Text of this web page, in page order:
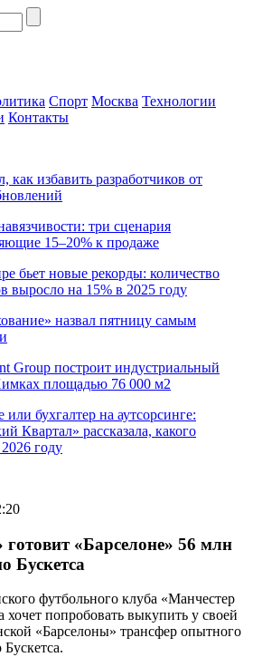
Спорт Москва Технологии
Контакты
как избавить разработчиков от
три сценария
15–20% к продаже
бьет новые рекорды: количество
на 15% в 2025 году
назвал пятницу самым
Group построит индустриальный
площадью 76 000 м2
или бухгалтер на аутсорсинге:
Квартал» рассказала, какого
году
«Барселоне» 56 млн
Бускетса
футбольного клуба «Манчестер
попробовать выкупить у своей
«Барселоны» трансфер опытного